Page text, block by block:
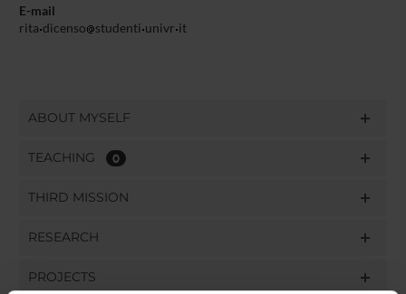
E-mail
rita dicenso studenti univr it
ABOUT MYSELF
TEACHING 0
THIRD MISSION
RESEARCH
PROJECTS